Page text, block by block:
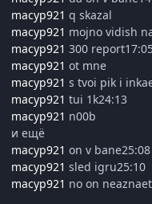
macyp921 q skazal
macyp921 mojno vidish
macyp921 300
macyp921 ot mne
macyp921 s tvoi pik i
macyp921 tui 1k24:13
macyp921 n00b
и ещё
macyp921 on v bane25:08
macyp921 sled igru25:10
macyp921 no on